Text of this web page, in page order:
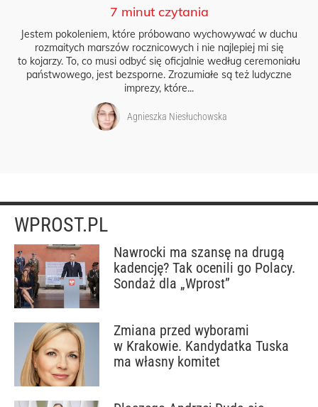
7 minut czytania
Jestem pokoleniem, które próbowano wychowywać w duchu
rozmaitych marszów rocznicowych i nie najlepiej mi się
to kojarzy. To, co musi odbyć się oficjalnie według ceremoniału
państwowego, jest bezsporne. Zrozumiałe są też ludyczne
imprezy, które...
Agnieszka Niesłuchowska
WPROST.PL
Nawrocki ma szansę na drugą
kadencję? Tak ocenili go Polacy.
Sondaż dla „Wprost”
Zmiana przed wyborami
w Krakowie. Kandydatka Tuska
ma własny komitet